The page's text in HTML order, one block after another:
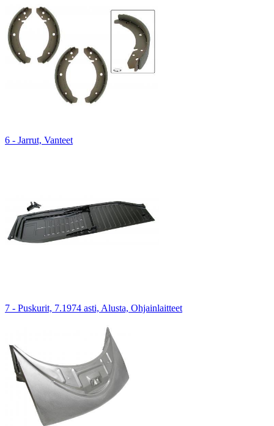
6 - Jarrut, Vanteet
7 - Puskurit, 7.1974 asti, Alusta, Ohjainlaitteet